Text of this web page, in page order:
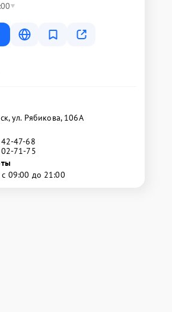
ул. Рябикова, 106А
47-68
71-75
с 09:00 до 21:00